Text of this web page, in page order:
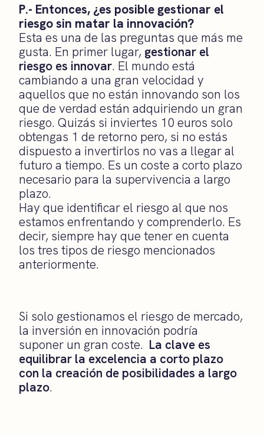
P.- Entonces, ¿es posible gestionar el
riesgo sin matar la innovación?
Esta es una de las preguntas que más me
gusta. En primer lugar, gestionar el
riesgo es innovar. El mundo está
cambiando a una gran velocidad y
aquellos que no están innovando son los
que de verdad están adquiriendo un gran
riesgo. Quizás si inviertes 10 euros solo
obtengas 1 de retorno pero, si no estás
dispuesto a invertirlos no vas a llegar al
futuro a tiempo. Es un coste a corto plazo
necesario para la supervivencia a largo
plazo.
Hay que identificar el riesgo al que nos
estamos enfrentando y comprenderlo. Es
decir, siempre hay que tener en cuenta
los tres tipos de riesgo mencionados
anteriormente.
Si solo gestionamos el riesgo de mercado,
la inversión en innovación podría
suponer un gran coste. La clave es
equilibrar la excelencia a corto plazo
con la creación de posibilidades a largo
plazo.